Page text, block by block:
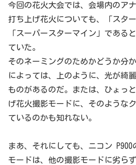
今回の花火大会では、会場内のア
打ち上げ花火についても、「スタ
「スーパースターマイン」である
ていた。
そのネーミングのためかどうか分
によっては、上のように、光が綺
ものがあるのだ。または、ひょっ
げ花火撮影モードに、そのような
ているのかも知れない。
まあ、それにしても、ニコン
モードは、他の撮影モードに劣ら